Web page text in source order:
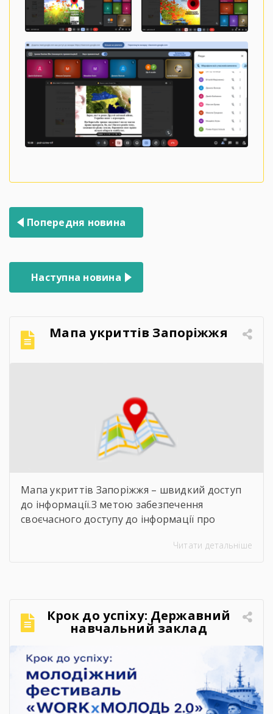
Навігація
записів
Попередня новина
Наступна новина
Мапа укриттів Запоріжжя
Мапа укриттів Запоріжжя – швидкий доступ
до інформації.З метою забезпечення
своєчасного доступу до інформації про
пропонуємо скористатися інтерактивною
щодо розташування укриттів доступна на
офіційних інформаційних ресурсах: ▪️
Запорізької обласної військової адміністрації
– у розділі «Укриття»; ▪️ […]
Читати детальніше
Крок до успіху: Державний
навчальний заклад
«Запорізький центр
професійно-технічної освіти
водного транспорту»
підкорює молодіжний
фестиваль «WORKxМОЛОДЬ
2.0»